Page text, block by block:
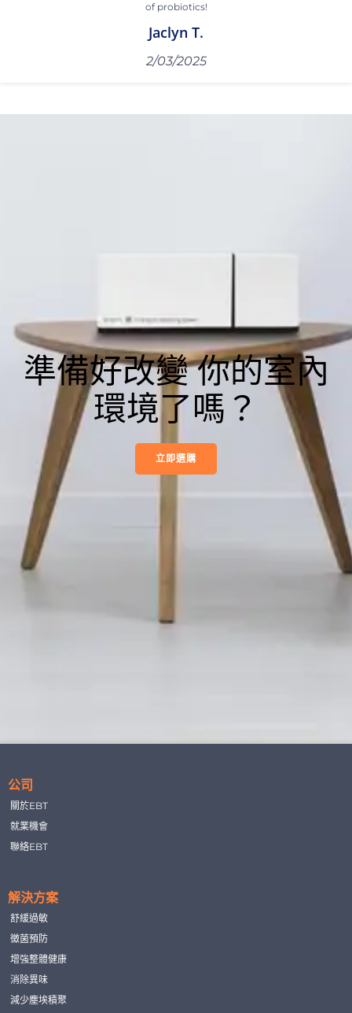
of probiotics!
Jaclyn T.
2/03/2025
準備好改變 你的室內
環境了嗎？
立即選購
公司
關於EBT
就業機會
聯絡EBT
解決方案
舒緩過敏
黴菌預防
增強整體健康
消除異味
減少塵埃積聚